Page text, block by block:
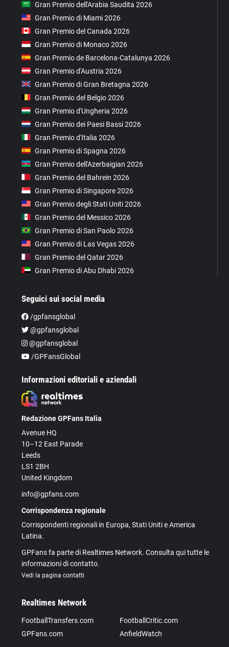
Gran Premio dell'Arabia Saudita 2026
Gran Premio di Miami 2026
Gran Premio del Canada 2026
Gran Premio di Monaco 2026
Gran Premio de Barcelona-Catalunya 2026
Gran Premio d'Austria 2026
Gran Premio di Gran Bretagna 2026
Gran Premio del Belgio 2026
Gran Premio d'Ungheria 2026
Gran Premio dei Paesi Bassi 2026
Gran Premio d'Italia 2026
Gran Premio di Spagna 2026
Gran Premio dell'Azerbaigian 2026
Gran Premio del Bahrein 2026
Gran Premio di Singapore 2026
Gran Premio degli Stati Uniti 2026
Gran Premio del Messico 2026
Gran Premio di San Paolo 2026
Gran Premio di Las Vegas 2026
Gran Premio del Qatar 2026
Gran Premio di Abu Dhabi 2026
Seguici sui social media
/gpfansglobal
@gpfansglobal
@gpfansglobal
/GPFansGlobal
Informazioni editoriali e aziendali
Redazione GPFans Italia
Avenue HQ
10–12 East Parade
Leeds
LS1 2BH
United Kingdom
info@gpfans.com
Corrispondenza regionale
Corrispondenti regionali in Europa, Stati Uniti e America
Latina.
GPFans fa parte di Realtimes Network. Consulta qui tutte le
informazioni di contatto.
Vedi la pagina contatti
Realtimes Network
FootballTransfers.com
FootballCritic.com
GPFans.com
AnfieldWatch